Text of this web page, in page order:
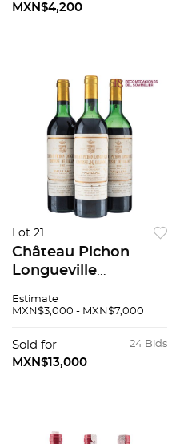
MXN$4,200
Lot 21
Château Pichon
Longueville
Lalande 2ème Grand
1982 3 pzs 96 / 100
Estimate
MXN$3,000 - MXN$7,000
24 Bids
Sold for
MXN$13,000